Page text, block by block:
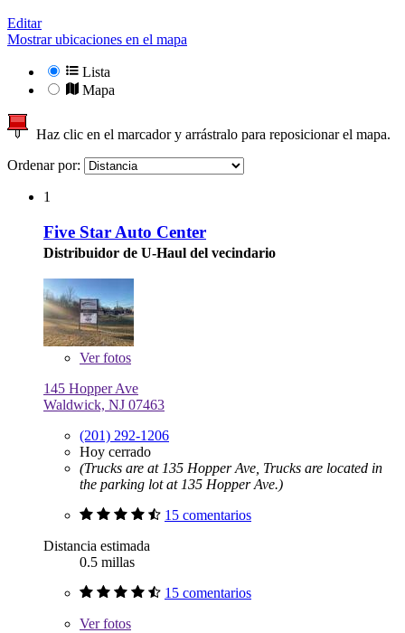
Editar
Mostrar ubicaciones en el mapa
Lista
Mapa
Haz clic en el marcador y arrástralo para reposicionar el mapa.
Ordenar por:
1
Five Star Auto Center
Distribuidor de U-Haul del vecindario
Verfotos
145 Hopper Ave
Waldwick, NJ 07463
(201) 292-1206
Hoy cerrado
(Trucks are at 135 Hopper Ave, Trucks are located in
the parking lot at 135 Hopper Ave.)
15 comentarios
Distancia estimada
0.5 millas
15 comentarios
Verfotos